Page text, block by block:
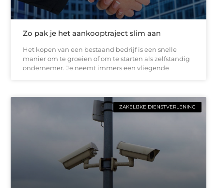
Zo pak je het aankooptraject slim aan
Het kopen van een bestaand bedrijf is een snelle
manier om te groeien of om te starten als zelfstandig
ondernemer. Je neemt immers een vliegende
ZAKELIJKE DIENSTVERLENING